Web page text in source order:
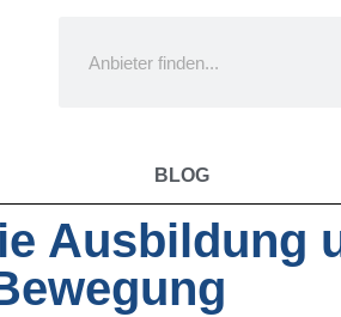
BLOG
Ausbildung